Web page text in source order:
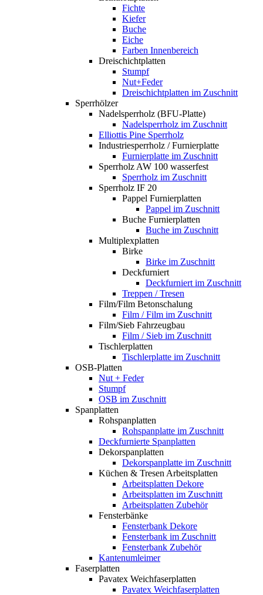
Fichte
Kiefer
Buche
Eiche
Farben Innenbereich
Dreischichtplatten
Stumpf
Nut+Feder
Dreischichtplatten im Zuschnitt
Sperrhölzer
Nadelsperrholz (BFU-Platte)
Nadelsperrholz im Zuschnitt
Elliottis Pine Sperrholz
Industriesperrholz / Furnierplatte
Furnierplatte im Zuschnitt
Sperrholz AW 100 wasserfest
Sperrholz im Zuschnitt
Sperrholz IF 20
Pappel Furnierplatten
Pappel im Zuschnitt
Buche Furnierplatten
Buche im Zuschnitt
Multiplexplatten
Birke
Birke im Zuschnitt
Deckfurniert
Deckfurniert im Zuschnitt
Treppen / Tresen
Film/Film Betonschalung
Film / Film im Zuschnitt
Film/Sieb Fahrzeugbau
Film / Sieb im Zuschnitt
Tischlerplatten
Tischlerplatte im Zuschnitt
OSB-Platten
Nut + Feder
Stumpf
OSB im Zuschnitt
Spanplatten
Rohspanplatten
Rohspanplatte im Zuschnitt
Deckfurnierte Spanplatten
Dekorspanplatten
Dekorspanplatte im Zuschnitt
Küchen & Tresen Arbeitsplatten
Arbeitsplatten Dekore
Arbeitsplatten im Zuschnitt
Arbeitsplatten Zubehör
Fensterbänke
Fensterbank Dekore
Fensterbank im Zuschnitt
Fensterbank Zubehör
Kantenumleimer
Faserplatten
Pavatex Weichfaserplatten
Pavatex Weichfaserplatten